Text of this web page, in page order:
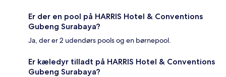
Er der en pool på HARRIS Hotel & Conventions
Gubeng Surabaya?
Ja, der er 2 udendørs pools og en børnepool.
Er kæledyr tilladt på HARRIS Hotel & Conventions
Gubeng Surabaya?